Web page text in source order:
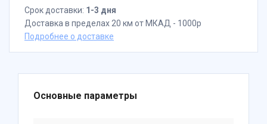
Срок доставки: 1-3 дня
Доставка в пределах 20 км от МКАД - 1000р
Подробнее о доставке
Основные параметры